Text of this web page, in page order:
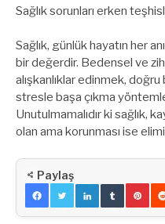
Sağlık sorunları erken
Sağlık, günlük hayatın her
bir değerdir. Bedensel ve
alışkanlıklar edinmek,
stresle başa çıkma
Unutulmamalıdır ki sağlık,
olan ama korunması ise
Paylaş